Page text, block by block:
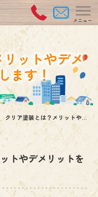
ットやデメ
ます！
クリア塗装とは？メリットやデメリットを解説します！
トやデメリットを